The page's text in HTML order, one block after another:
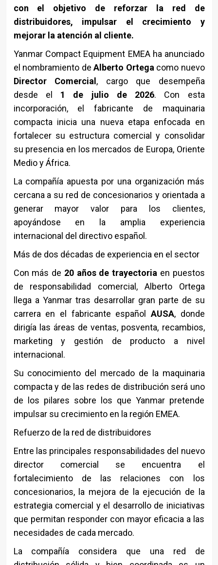
con el objetivo de reforzar la red de
distribuidores, impulsar el crecimiento y
mejorar la atención al cliente.
Yanmar Compact Equipment EMEA ha anunciado
el nombramiento de Alberto Ortega como nuevo
Director Comercial , cargo que desempeña
desde el 1 de julio de 2026. Con esta
incorporación, el fabricante de maquinaria
compacta inicia una nueva etapa enfocada en
fortalecer su estructura comercial y consolidar
su presencia en los mercados de Europa, Oriente
Medio y África.
La compañía apuesta por una organización más
cercana a su red de concesionarios y orientada a
generar mayor valor para los clientes,
apoyándose en la amplia experiencia
internacional del directivo español.
Más de dos décadas de experiencia en el sector
Con más de 20 años de trayectoria en puestos
de responsabilidad comercial, Alberto Ortega
llega a Yanmar tras desarrollar gran parte de su
carrera en el fabricante español AUSA, donde
dirigía las áreas de ventas, posventa, recambios,
marketing y gestión de producto a nivel
internacional.
Su conocimiento del mercado de la maquinaria
compacta y de las redes de distribución será uno
de los pilares sobre los que Yanmar pretende
impulsar su crecimiento en la región EMEA.
Refuerzo de la red de distribuidores
Entre las principales responsabilidades del nuevo
director comercial se encuentra el
fortalecimiento de las relaciones con los
concesionarios, la mejora de la ejecución de la
estrategia comercial y el desarrollo de iniciativas
que permitan responder con mayor eficacia a las
necesidades de cada mercado.
La compañía considera que una red de